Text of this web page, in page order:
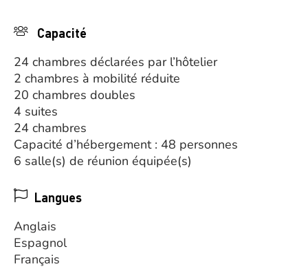
Capacité
24 chambres déclarées par l’hôtelier
2 chambres à mobilité réduite
20 chambres doubles
4 suites
24 chambres
Capacité d’hébergement : 48 personnes
6 salle(s) de réunion équipée(s)
Langues
Anglais
Espagnol
Français